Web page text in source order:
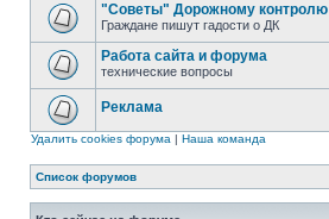
"Советы" Дорожному контролю
Граждане пишут гадости о ДК
Работа сайта и форума
технические вопросы
Реклама
Удалить cookies форума | Наша команда
Список форумов